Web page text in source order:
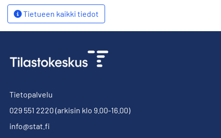
Tietueen kaikki tiedot
Tietopalvelu
029 551 2220 (arkisin klo 9.00-16.00)
info@stat.fi